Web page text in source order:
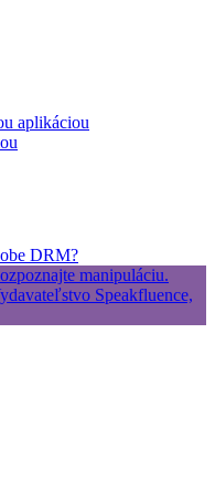
aplikáciou
DRM?